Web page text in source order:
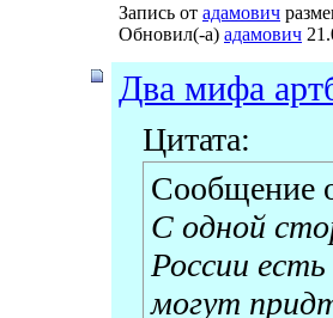
Запись от адамович
Обновил(-а) адамович
Два мифа
Цитата:
Сообщение
С одной
России
могут